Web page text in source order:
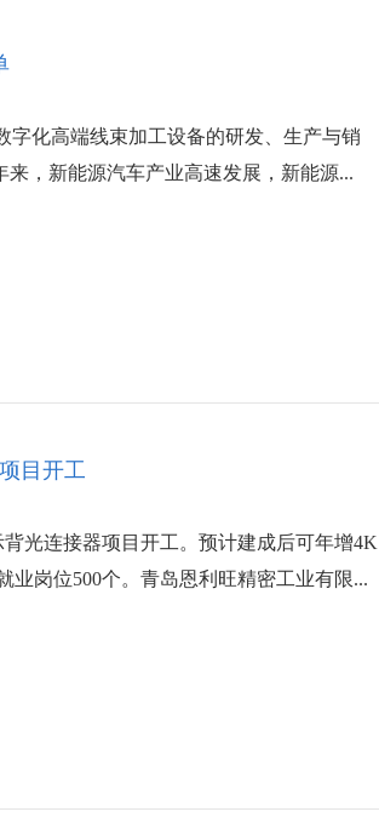
字化高端线束加工设备的研发、生产与销
，新能源汽车产业高速发展，新能源...
目开工
光连接器项目开工。预计建成后可年增4K
业岗位500个。青岛恩利旺精密工业有限...